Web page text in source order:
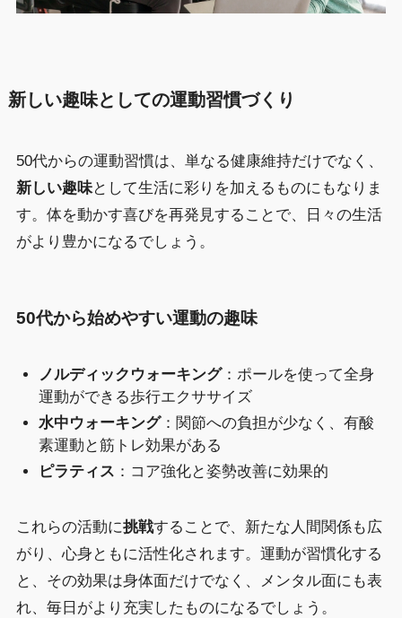
新しい趣味としての運動習慣づくり
50代からの運動習慣は、単なる健康維持だけでなく、
新しい趣味として生活に彩りを加えるものにもなりま
す。体を動かす喜びを再発見することで、日々の生活
がより豊かになるでしょう。
50代から始めやすい運動の趣味
ノルディックウォーキング：ポールを使って全身
運動ができる歩行エクササイズ
水中ウォーキング：関節への負担が少なく、有酸
素運動と筋トレ効果がある
ピラティス ：コア強化と姿勢改善に効果的
これらの活動に挑戦することで、新たな人間関係も広
がり、心身ともに活性化されます。運動が習慣化する
と、その効果は身体面だけでなく、メンタル面にも表
れ、毎日がより充実したものになるでしょう。